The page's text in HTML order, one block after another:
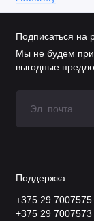
Подписаться на
Мы не будем
выгодные
Поддержка
+375 29 7007575
+375 29 7007573